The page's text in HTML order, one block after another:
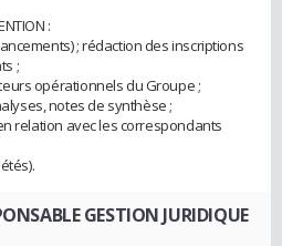
:
; rédaction des inscriptions
;
opérationnels du Groupe ;
notes de synthèse ;
relation avec les correspondants
GESTION JURIDIQUE